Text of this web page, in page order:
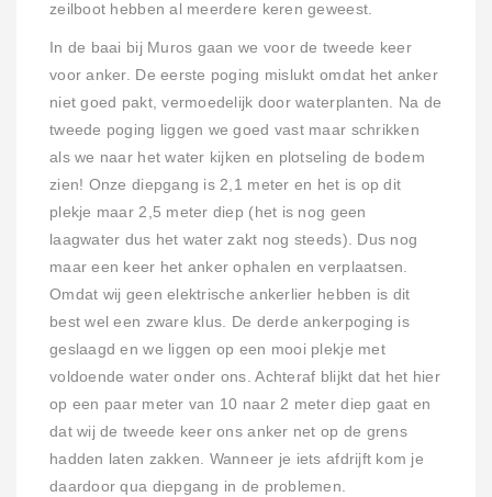
zeilboot hebben al meerdere keren geweest.
In de baai bij Muros gaan we voor de tweede keer
voor anker. De eerste poging mislukt omdat het anker
niet goed pakt, vermoedelijk door waterplanten. Na de
tweede poging liggen we goed vast maar schrikken
als we naar het water kijken en plotseling de bodem
zien! Onze diepgang is 2,1 meter en het is op dit
plekje maar 2,5 meter diep (het is nog geen
laagwater dus het water zakt nog steeds). Dus nog
maar een keer het anker ophalen en verplaatsen.
Omdat wij geen elektrische ankerlier hebben is dit
best wel een zware klus. De derde ankerpoging is
geslaagd en we liggen op een mooi plekje met
voldoende water onder ons. Achteraf blijkt dat het hier
op een paar meter van 10 naar 2 meter diep gaat en
dat wij de tweede keer ons anker net op de grens
hadden laten zakken. Wanneer je iets afdrijft kom je
daardoor qua diepgang in de problemen.